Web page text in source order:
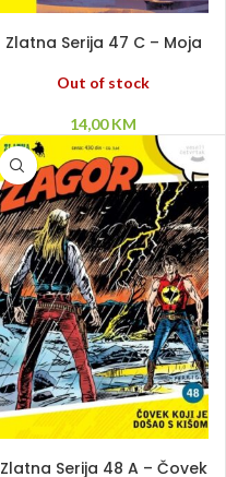
Zlatna Serija 47 C – Moja
Šbbkbbton – Dva oca
Out of stock
14,00KM
Zlatna Serija 48 A – Čovek